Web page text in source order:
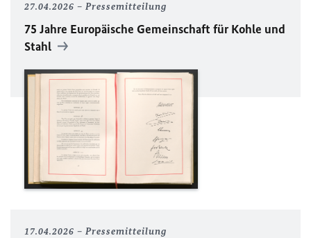
27.04.2026 Pressemitteilung
75 Jahre Europäische Gemeinschaft für Kohle und
Stahl
17.04.2026 Pressemitteilung